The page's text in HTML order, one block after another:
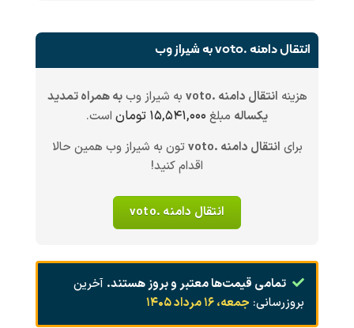
انتقال دامنه .voto به شیراز وب
هزینه انتقال دامنه .voto به شیراز وببه همراه تمدید
یکساله مبلغ ۱۵,۵۴۱,۰۰۰ تومان
است.
برای انتقال دامنه .voto
تون به شیراز وب همین حالا
اقدام کنید!
انتقال دامنه .voto
تمامی قیمت‌ها معتبر و بروز هستند. آخرین
بروزرسانی: جمعه، ۱۶ مرداد ۱۴۰۵